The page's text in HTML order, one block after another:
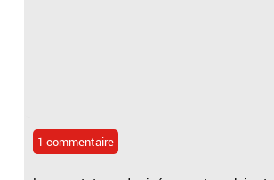
1 commentaire